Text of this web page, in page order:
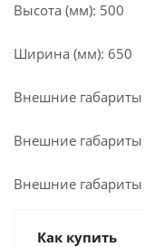
Высота (мм): 500
Ширина (мм): 650
Внешние
Внешние
Внешние габариты
Как купить